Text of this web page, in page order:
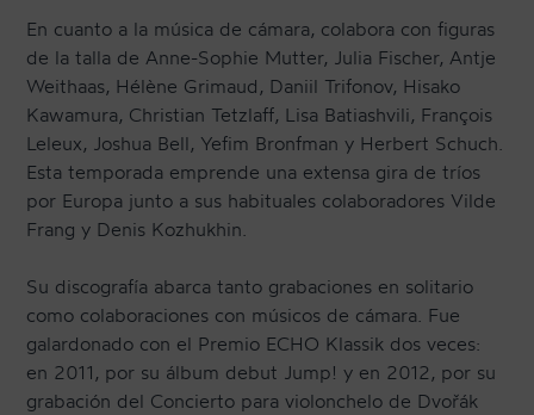
En cuanto a la música de cámara, colabora con figuras
de la talla de Anne-Sophie Mutter, Julia Fischer, Antje
Weithaas, Hélène Grimaud, Daniil Trifonov, Hisako
Kawamura, Christian Tetzlaff, Lisa Batiashvili, François
Leleux, Joshua Bell, Yefim Bronfman y Herbert Schuch.
Esta temporada emprende una extensa gira de tríos
por Europa junto a sus habituales colaboradores Vilde
Frang y Denis Kozhukhin.
Su discografía abarca tanto grabaciones en solitario
como colaboraciones con músicos de cámara. Fue
galardonado con el Premio ECHO Klassik dos veces:
en 2011, por su álbum debut Jump! y en 2012, por su
grabación del Concierto para violonchelo de Dvořák